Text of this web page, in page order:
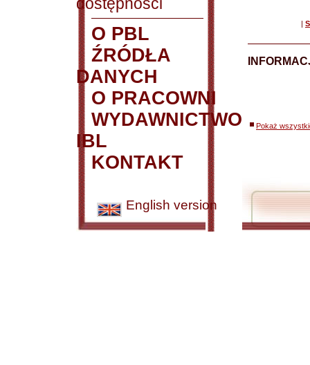
O PBL
ŹRÓDŁA
DANYCH
O PRACOWNI
WYDAWNICTWO
IBL
KONTAKT
English version
|
Pokaż